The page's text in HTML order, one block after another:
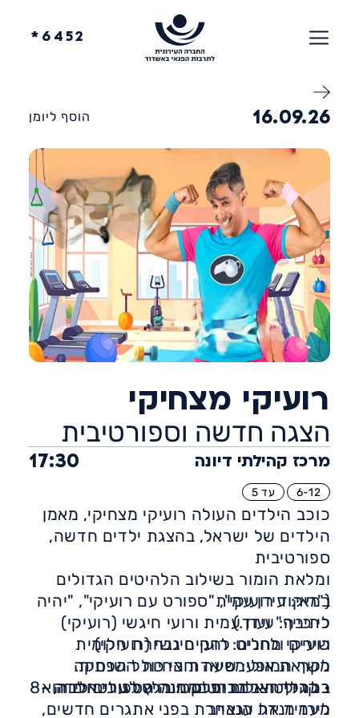
6452*
רועיקי מצחיקי
הצגה חדשה וספורטיבית
הוסף ליומן
מרכז קהילתי דיונה
16.09.26
17:30
6-12 עד 5
כוכב הילדים העולה רועיקי מצחיקי, מאמן
הילדים של ישראל, בהצגת ילדים חדשה,
ספורטיבית
ומלאת הומור בשילוב הלהיטים הגדולים
("ריקוד רועיקי", "ספורט עם רועיקי", "יהיה
לי כייף" ועוד.)
רועיקי מחליט להקים נבחרת חלומית
לקראת אולימפיאדת החיות השנתית.
במהלך האימונים במחנה הספורטאים הוא
מעמיד את הנבחרת בפני אתגרים חדשים,
במאי: עידן עמית
כתיבה: עידן עמית ורועי חיגשי (רועיקי)
שירים ולחנים: רועי חיגשי (רועיקי)
משך המופע: שעה וחצי כולל הפסקה
כל גיל חייב בכרטיס מומלץ לגילים לידה -8
• קרדיט צילום ופלקט: רויטל עיני חלבה,
לירז מנדל עגאייב